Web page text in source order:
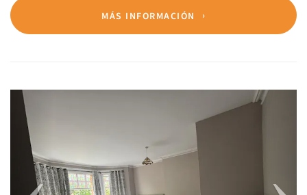
MÁS INFORMACIÓN